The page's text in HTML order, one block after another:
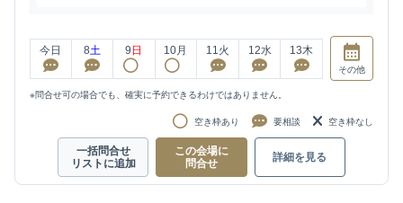
今日 8土 9 日 10月 11 火 12水 13木
その他
※問合せ可の場合でも、確実に予約できるわけではありません。
空き枠あり 要相談 空き枠なし
一括問合せ
リストに追加
この会場に
問合せ
詳細を見る